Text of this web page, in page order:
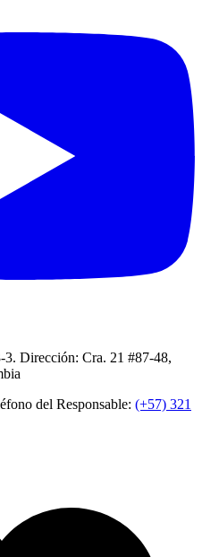
Dirección: Cra. 21 #87-48,
del Responsable: (+57) 321